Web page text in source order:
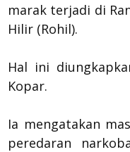
marak terjadi di
Hilir (Rohil).
Hal ini
Kopar.
Ia mengatakan
peredaran